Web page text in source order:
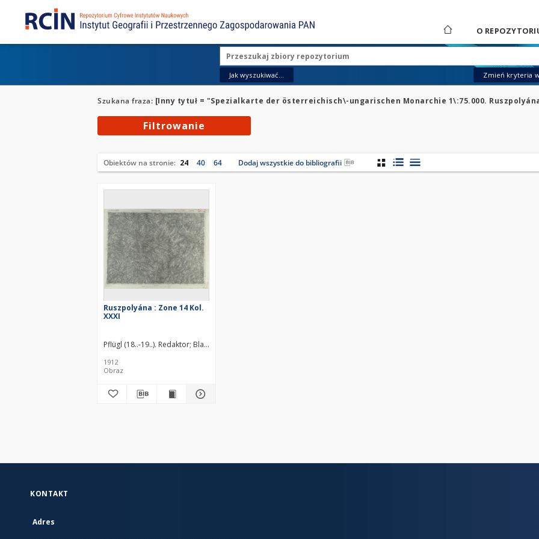
O
Jak wyszukiwać... Zmień kryteria
Szukana fraza: [Inny tytuł = "Spezialkarte der österreichisch\-ungarischen Monarchie 1\:75.000.
Filtrowanie
Obiektów na stronie: 24 40 64 Dodaj wszystkie do bibliografii
Ruszpolyána : Zone 14 Kol.
XXXI
Pflügl (18..-19..). Redaktor Blaschke
1912
Obraz
KONTAKT
Adres